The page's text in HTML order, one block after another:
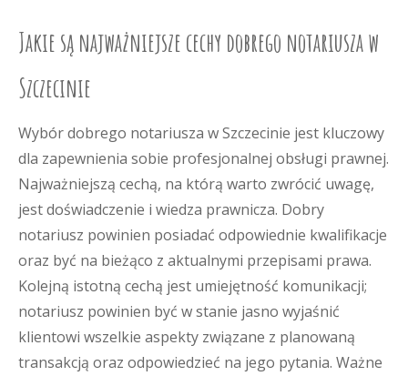
Jakie są najważniejsze cechy dobrego notariusza w
Szczecinie
Wybór dobrego notariusza w Szczecinie jest kluczowy
dla zapewnienia sobie profesjonalnej obsługi prawnej.
Najważniejszą cechą, na którą warto zwrócić uwagę,
jest doświadczenie i wiedza prawnicza. Dobry
notariusz powinien posiadać odpowiednie kwalifikacje
oraz być na bieżąco z aktualnymi przepisami prawa.
Kolejną istotną cechą jest umiejętność komunikacji;
notariusz powinien być w stanie jasno wyjaśnić
klientowi wszelkie aspekty związane z planowaną
transakcją oraz odpowiedzieć na jego pytania. Ważne